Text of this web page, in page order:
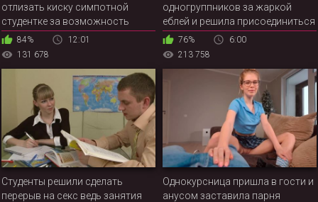
отлизать киску симпотной
студентке за возможность
списать ответы по важному
тесту
84%
12:01
131 678
одногруппников за жаркой
еблей и решила присоединиться
к парочке, чтобы устроить
первоклассный
76%
6:00
213 758
Студенты решили сделать
перерыв на секс ведь занятия
Однокурсница пришла в гости и
анусом заставила парня